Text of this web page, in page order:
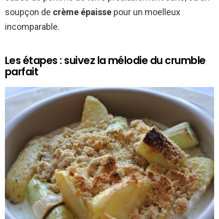
soupçon de crème épaisse pour un moelleux
incomparable.
Les étapes : suivez la mélodie du crumble
parfait